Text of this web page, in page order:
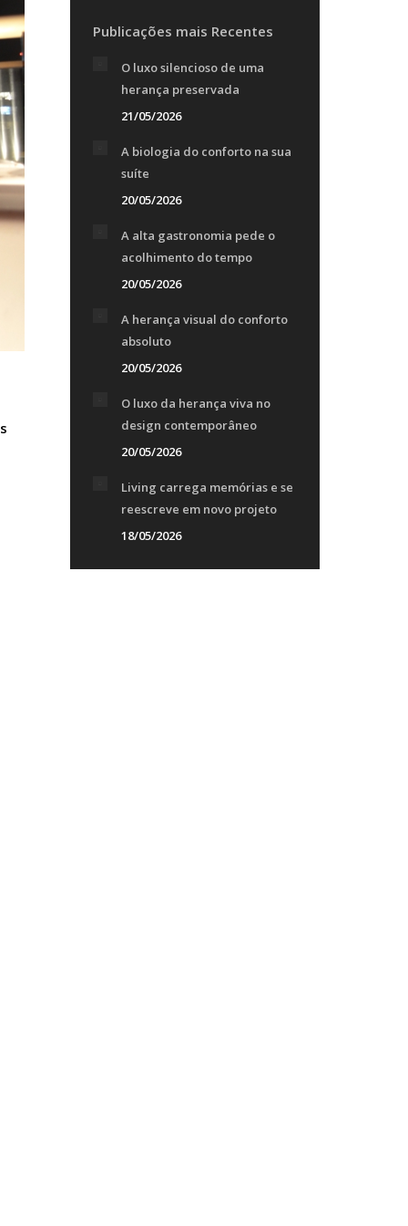
Publicações mais Recentes
O luxo silencioso de uma
herança preservada
21/05/2026
A biologia do conforto na sua
suíte
20/05/2026
A alta gastronomia pede o
acolhimento do tempo
20/05/2026
A herança visual do conforto
absoluto
20/05/2026
O luxo da herança viva no
design contemporâneo
20/05/2026
Living carrega memórias e se
reescreve em novo projeto
18/05/2026